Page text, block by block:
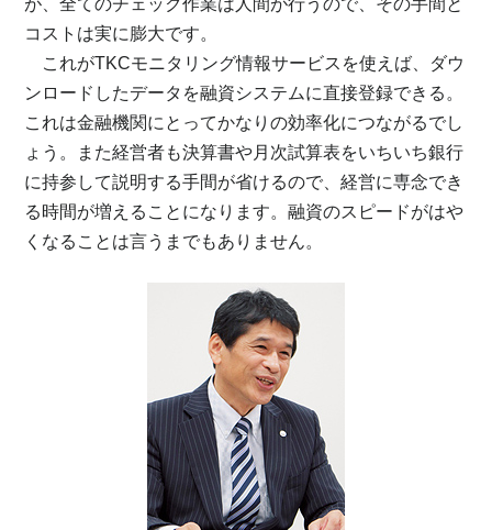
コストは実に膨大です。
これがTKCモニタリング情報サービスを使えば、ダウ
ンロードしたデータを融資システムに直接登録できる。
これは金融機関にとってかなりの効率化につながるでし
ょう。また経営者も決算書や月次試算表をいちいち銀行
に持参して説明する手間が省けるので、経営に専念でき
る時間が増えることになります。融資のスピードがはや
くなることは言うまでもありません。